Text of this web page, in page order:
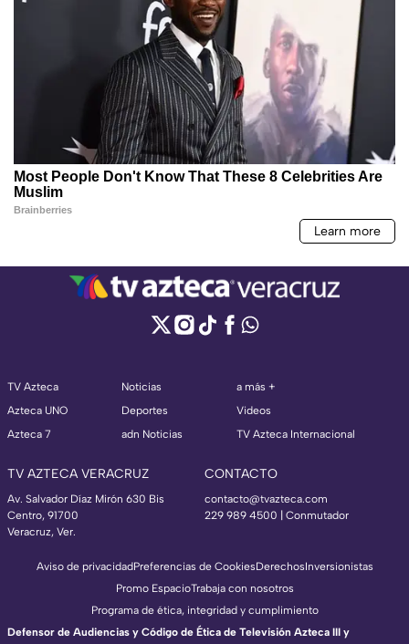
TV Azteca
Azteca UNO
Azteca 7
Noticias
Deportes
adn Noticias
a más +
Videos
TV Azteca Internacional
TV AZTECA VERACRUZ
Av. Salvador Díaz Mirón 630 Bis
Centro, 91700
Veracruz, Ver.
CONTACTO
contacto@tvazteca.com
229 989 4500 | Conmutador
Aviso de privacidadPreferencias de CookiesDerechosInversionistas
Promo EspacioTrabaja con nosotros
Programa de ética, integridad y cumplimiento
Defensor de Audiencias y Código de Ética de Televisión Azteca III y